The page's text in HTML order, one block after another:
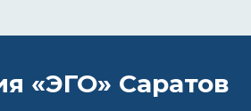
ОТВЕТ